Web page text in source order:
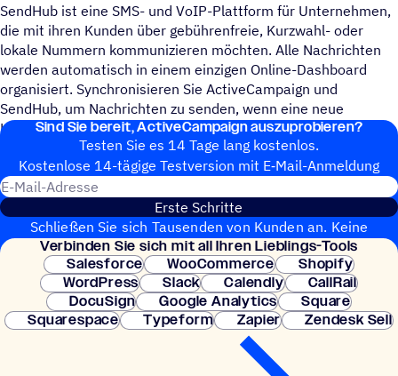
SendHub ist eine SMS- und VoIP-Plattform für Unternehmen,
die mit ihren Kunden über gebührenfreie, Kurzwahl- oder
lokale Nummern kommunizieren möchten. Alle Nachrichten
werden automatisch in einem einzigen Online-Dashboard
organisiert. Synchronisieren Sie ActiveCampaign und
SendHub, um Nachrichten zu senden, wenn eine neue
Kampagne geöffnet wird.
Sind Sie bereit, ActiveCampaign auszuprobieren?
Testen Sie es 14 Tage lang kostenlos.
Kosten­lose 14-tägige Test­ver­sion mit E‑Mail-Anmel­dung
Erste Schritte
Schließen Sie sich Tausenden von Kunden an. Keine
Kreditkarte erforderlich. Sofortige Einrichtung.
Verbin­den Sie sich mit all Ihren Lieblings-Tools
Salesforce
WooCommerce
Shopify
WordPress
Slack Calendly
CallRail
DocuSign
Google Analytics
Square
Squarespace
Typeform Zapier Zendesk Sell